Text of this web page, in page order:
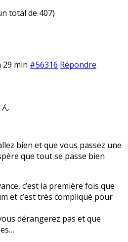
total de 407)
29 min #56316 Répondre
bien et que vous passez une
que tout se passe bien
c’est la première fois que
et c’est très compliqué pour
dérangerez pas et que